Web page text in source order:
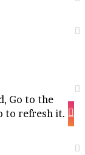
Go to the
to refresh it.